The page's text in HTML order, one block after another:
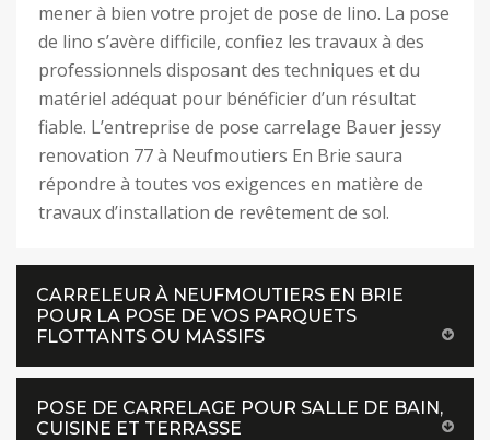
mener à bien votre projet de pose de lino. La pose
de lino s’avère difficile, confiez les travaux à des
professionnels disposant des techniques et du
matériel adéquat pour bénéficier d’un résultat
fiable. L’entreprise de pose carrelage Bauer jessy
renovation 77 à Neufmoutiers En Brie saura
répondre à toutes vos exigences en matière de
travaux d’installation de revêtement de sol.
CARRELEUR À NEUFMOUTIERS EN BRIE
POUR LA POSE DE VOS PARQUETS
FLOTTANTS OU MASSIFS
POSE DE CARRELAGE POUR SALLE DE BAIN,
CUISINE ET TERRASSE